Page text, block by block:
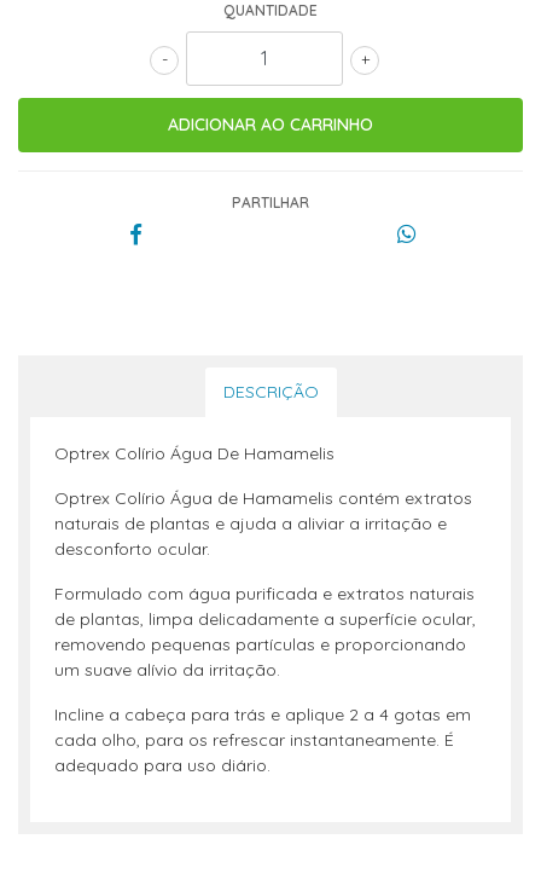
QUANTIDADE
+
-
PARTILHAR
DESCRIÇÃO
Optrex Colírio Água De Hamamelis
Optrex Colírio Água de Hamamelis contém extratos
naturais de plantas e ajuda a aliviar a irritação e
desconforto ocular.
Formulado com água purificada e extratos naturais
de plantas, limpa delicadamente a superfície ocular,
removendo pequenas partículas e proporcionando
um suave alívio da irritação.
Incline a cabeça para trás e aplique 2 a 4 gotas em
cada olho, para os refrescar instantaneamente. É
adequado para uso diário.